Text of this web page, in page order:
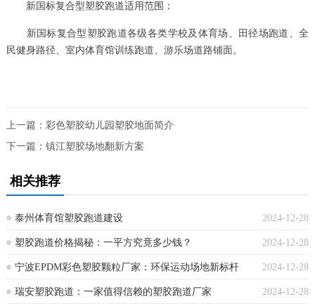
新国标复合型塑胶跑道适用范围：
新国标复合型塑胶跑道各级各类学校及体育场、田径场跑道、全
民健身路径、室内体育馆训练跑道、游乐场道路铺面。
上一篇： 彩色塑胶幼儿园塑胶地面简介
下一篇： 镇江塑胶场地翻新方案
相关推荐
2024-12-28
泰州体育馆塑胶跑道建设
2024-12-28
塑胶跑道价格揭秘：一平方究竟多少钱？
2024-12-28
宁波EPDM彩色塑胶颗粒厂家：环保运动场地新标杆
2024-12-28
瑞安塑胶跑道：一家值得信赖的塑胶跑道厂家